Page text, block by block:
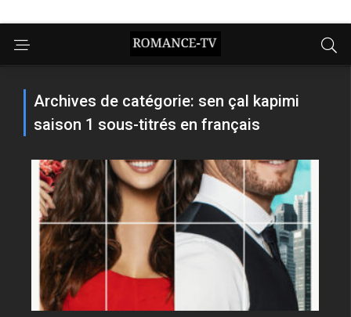
Archives de catégorie: sen çal kapimi
saison 1 sous-titrés en français